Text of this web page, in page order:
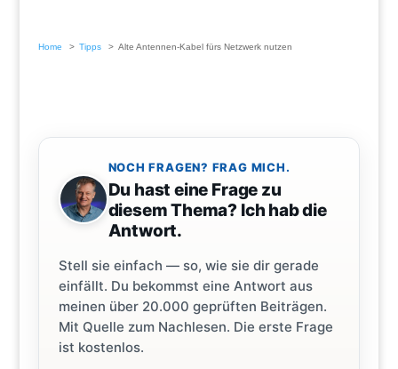
Home Tipps Alte Antennen-Kabel fürs Netzwerk nutzen
NOCH FRAGEN? FRAG MICH.
Du hast eine Frage zu
diesem Thema? Ich hab die
Antwort.
Stell sie einfach — so, wie sie dir gerade
einfällt. Du bekommst eine Antwort aus
meinen über 20.000 geprüften Beiträgen.
Mit Quelle zum Nachlesen. Die erste Frage
ist kostenlos.